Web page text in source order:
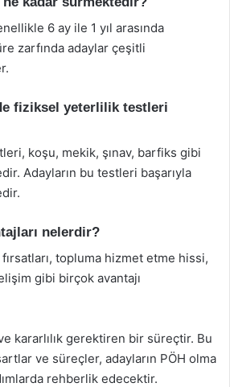
6 ay ile 1 yıl arasında
zarfında adaylar çeşitli
fiziksel yeterlilik testleri
koşu, mekik, şınav, barfiks gibi
Adayların bu testleri başarıyla
nelerdir?
topluma hizmet etme hissi,
gibi birçok avantajı
kararlılık gerektiren bir süreçtir. Bu
ve süreçler, adayların PÖH olma
rehberlik edecektir.